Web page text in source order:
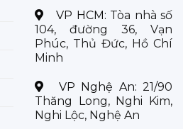
VP HCM: Tòa nhà số
104, đường 36, Vạn
Phúc, Thủ Đức, Hồ Chí
Minh
VP Nghệ An: 21/90
Thăng Long, Nghi Kim,
Nghi Lộc, Nghệ An